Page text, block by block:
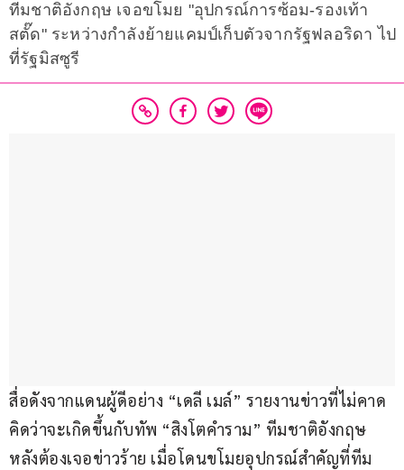
ทีมชาติอังกฤษ เจอขโมย "อุปกรณ์การซ้อม-รองเท้า
สตั๊ด" ระหว่างกำลังย้ายแคมป์เก็บตัวจากรัฐฟลอริดา ไป
ที่รัฐมิสซูรี
สื่อดังจากแดนผู้ดีอย่าง “เดลี เมล์” รายงานข่าวที่ไม่คาด
คิดว่าจะเกิดขึ้นกับทัพ “สิงโตคำราม” ทีมชาติอังกฤษ
หลังต้องเจอข่าวร้าย เมื่อโดนขโมยอุปกรณ์สำคัญที่ทีม